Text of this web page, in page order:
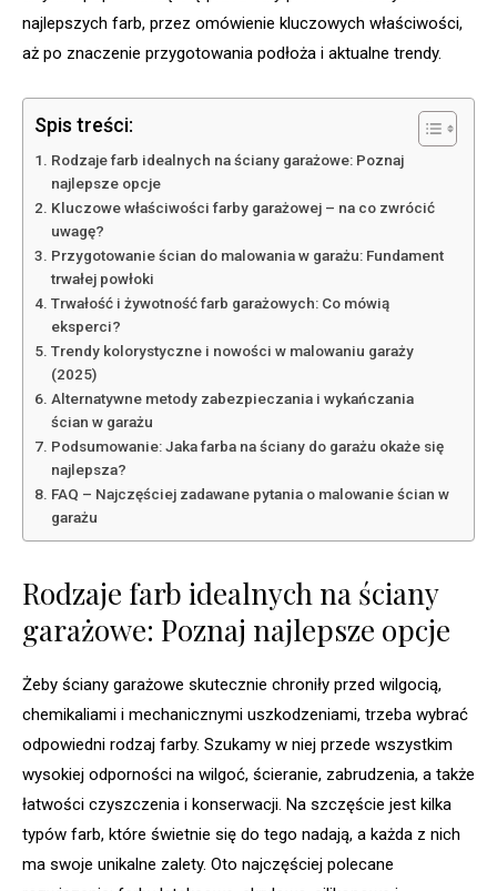
najlepszych farb, przez omówienie kluczowych właściwości,
aż po znaczenie przygotowania podłoża i aktualne trendy.
Spis treści:
Rodzaje farb idealnych na ściany garażowe: Poznaj
najlepsze opcje
Kluczowe właściwości farby garażowej – na co zwrócić
uwagę?
Przygotowanie ścian do malowania w garażu: Fundament
trwałej powłoki
Trwałość i żywotność farb garażowych: Co mówią
eksperci?
Trendy kolorystyczne i nowości w malowaniu garaży
(2025)
Alternatywne metody zabezpieczania i wykańczania
ścian w garażu
Podsumowanie: Jaka farba na ściany do garażu okaże się
najlepsza?
FAQ – Najczęściej zadawane pytania o malowanie ścian w
garażu
Rodzaje farb idealnych na ściany
garażowe: Poznaj najlepsze opcje
Żeby ściany garażowe skutecznie chroniły przed wilgocią,
chemikaliami i mechanicznymi uszkodzeniami, trzeba wybrać
odpowiedni rodzaj farby. Szukamy w niej przede wszystkim
wysokiej odporności na wilgoć, ścieranie, zabrudzenia, a także
łatwości czyszczenia i konserwacji. Na szczęście jest kilka
typów farb, które świetnie się do tego nadają, a każda z nich
ma swoje unikalne zalety. Oto najczęściej polecane